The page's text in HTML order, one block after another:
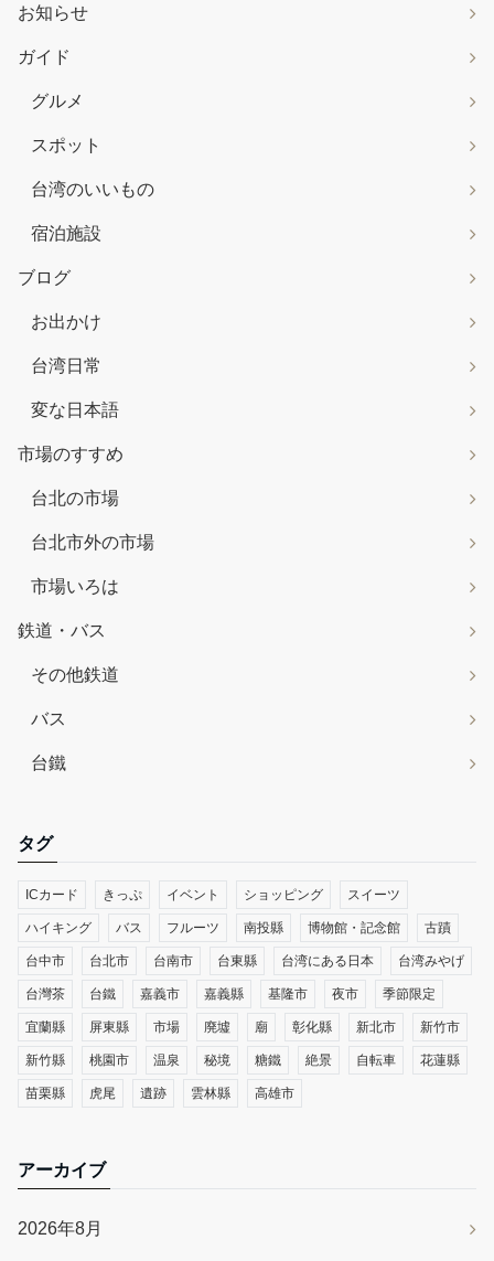
お知らせ
ガイド
グルメ
スポット
台湾のいいもの
宿泊施設
ブログ
お出かけ
台湾日常
変な日本語
市場のすすめ
台北の市場
台北市外の市場
市場いろは
鉄道・バス
その他鉄道
バス
台鐵
タグ
ICカード きっぷ イベント ショッピング スイーツ
ハイキング バス フルーツ 南投縣 博物館・記念館 古蹟
台中市 台北市 台南市 台東縣 台湾にある日本 台湾みやげ
台灣茶 台鐵 嘉義市 嘉義縣 基隆市 夜市 季節限定
宜蘭縣 屏東縣 市場 廃墟 廟 彰化縣 新北市 新竹市
新竹縣 桃園市 温泉 秘境 糖鐵 絶景 自転車 花蓮縣
苗栗縣 虎尾 遺跡 雲林縣 高雄市
アーカイブ
2026年8月